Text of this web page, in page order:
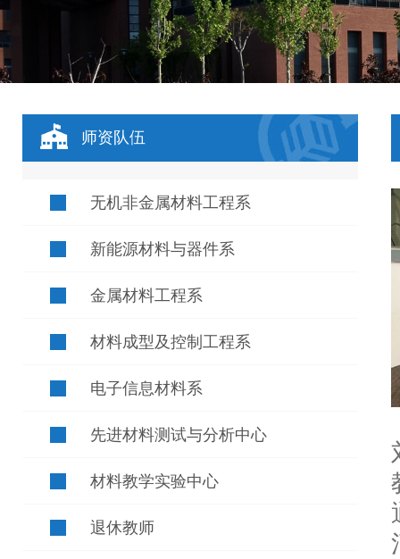
师资队伍
无机非金属材料工程系
新能源材料与器件系
金属材料工程系
材料成型及控制工程系
电子信息材料系
先进材料测试与分析中心
材料教学实验中心
退休教师